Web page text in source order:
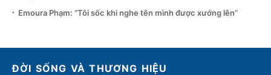
Emoura Phạm: “Tôi sốc khi nghe tên mình được xướng lên”
ĐỜI SỐNG VÀ THƯƠNG HIỆU